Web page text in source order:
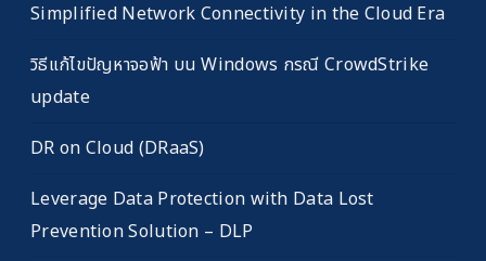
Simplified Network Connectivity in the Cloud Era
วิธีแก้ไขปัญหาจอฟ้า บน Windows กรณี CrowdStrike
update
DR on Cloud (DRaaS)
Leverage Data Protection with Data Lost
Prevention Solution – DLP